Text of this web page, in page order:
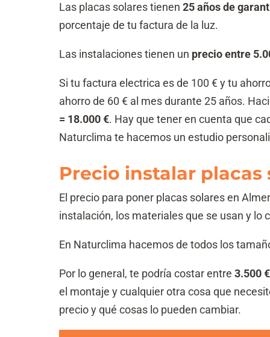
Las placas solares tienen 25 años de
porcentaje de tu factura de la luz.
Las instalaciones tienen un precio entre
Si tu factura electrica es de 100 € y tu
ahorro de 60 € al mes durante 25 años.
= 18.000 €. Hay que tener en cuenta que
Naturclima te hacemos un estudio
Precio instalar placas
El precio para poner placas solares en
instalación, los materiales que se usan y lo
En Naturclima hacemos de todos los
Por lo general, te podría costar entre 3.500
el montaje y cualquier otra cosa que
precio y qué cosas lo pueden cambiar.